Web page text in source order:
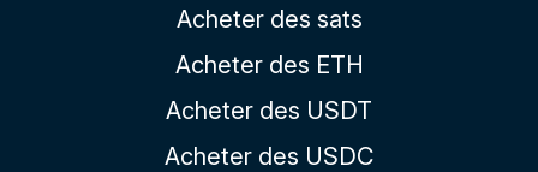
Acheter des sats
Acheter des ETH
Acheter des USDT
Acheter des USDC